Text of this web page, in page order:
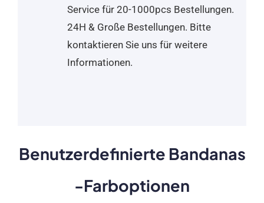
Service für 20-1000pcs Bestellungen.
24H & Große Bestellungen. Bitte
kontaktieren Sie uns für weitere
Informationen.
Benutzerdefinierte Bandanas
-Farboptionen